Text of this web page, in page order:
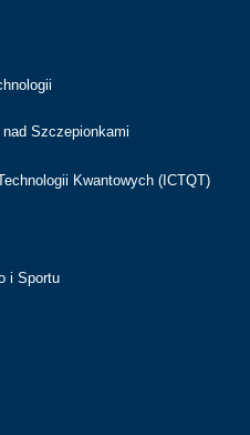
Szczepionkami
Kwantowych (ICTQT)
i Sportu